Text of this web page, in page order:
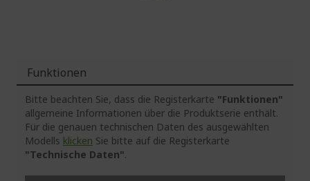
Funktionen
Bitte beachten Sie, dass die Registerkarte "Funktionen"
allgemeine Informationen über die Produktserie enthält.
Für die genauen technischen Daten des ausgewählten
Modells klicken Sie bitte auf die Registerkarte
"Technische Daten".